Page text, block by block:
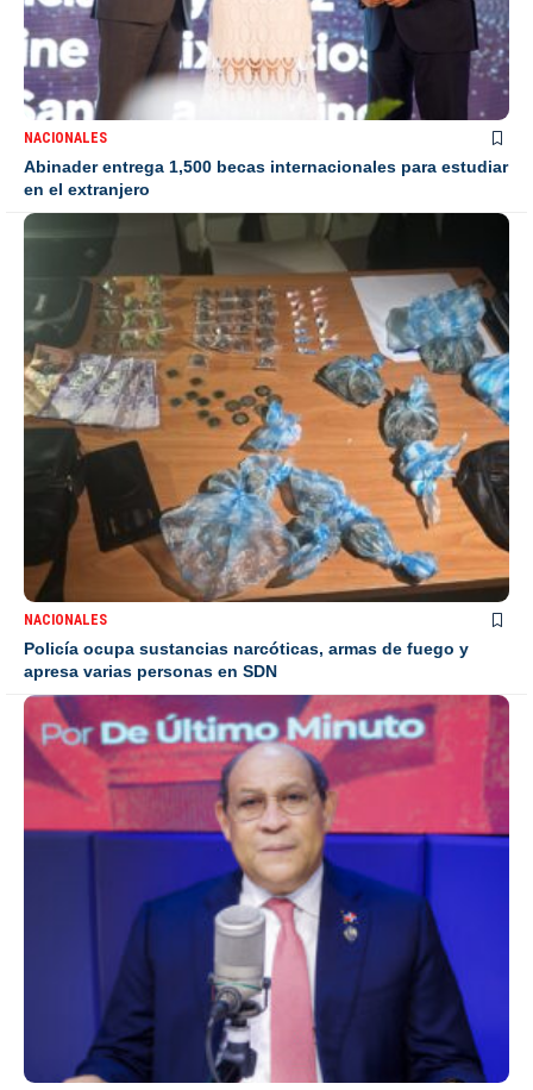
NACIONALES
Abinader entrega 1,500 becas internacionales para estudiar
en el extranjero
NACIONALES
Policía ocupa sustancias narcóticas, armas de fuego y
apresa varias personas en SDN